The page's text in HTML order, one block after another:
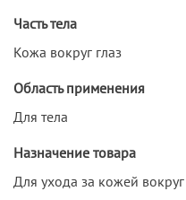
Часть тела
Кожа вокруг глаз
Область применения
Для тела
Назначение товара
Для ухода за кожей вокруг